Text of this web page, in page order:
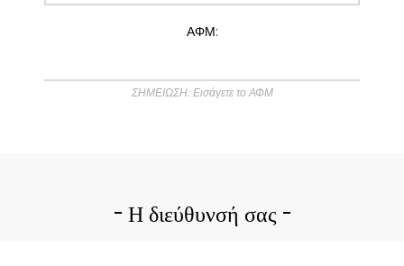
ΑΦΜ:
ΣΗΜΕΙΩΣΗ: Εισάγετε το ΑΦΜ
Η διεύθυνσή σας